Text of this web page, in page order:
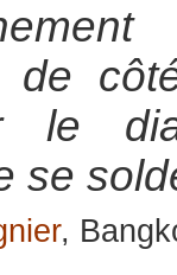
de
le
se
,